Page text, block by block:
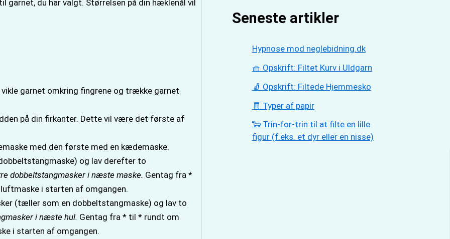
garnet, du har valgt. Størrelsen på din hæklenål vil
garnet omkring fingrene og trække garnet
på din firkanter. Dette vil være det første af
med den første med en kædemaske.
og lav derefter to
dobbeltstangmasker i næste maske. Gentag fra *
i starten af omgangen.
(tæller som en dobbeltstangmaske) og lav to
i næste hul. Gentag fra * til * rundt om
i starten af omgangen.
Seneste artikler
Hypnose mod neglebidning.dk
🧺 Opskrift: Filtet Kurv i Uldgarn
🧦 Opskrift: Filtede Hjemmesko
🧾 Typer af papir
🐑 Trin-for-trin til at filte en lille
figur (f.eks. et dyr eller en nisse)